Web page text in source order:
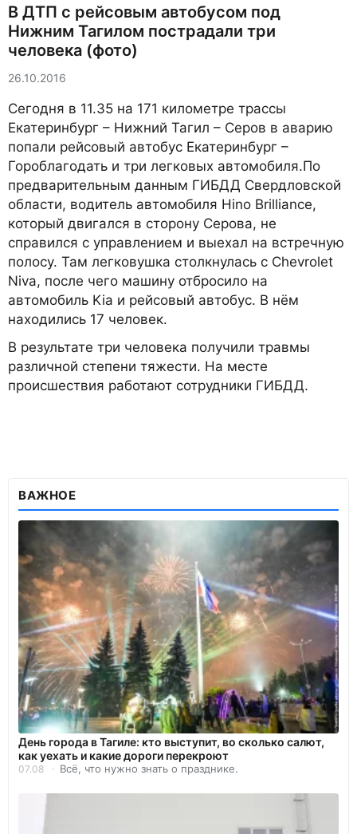
В ДТП с рейсовым автобусом под
Нижним Тагилом пострадали три
человека (фото)
26.10.2016
Сегодня в 11.35 на 171 километре трассы
Екатеринбург – Нижний Тагил – Серов в аварию
попали рейсовый автобус Екатеринбург –
Гороблагодать и три легковых автомобиля.По
предварительным данным ГИБДД Свердловской
области, водитель автомобиля Hino Brilliance,
который двигался в сторону Серова, не
справился с управлением и выехал на встречную
полосу. Там легковушка столкнулась с Chevrolet
Niva, после чего машину отбросило на
автомобиль Kia и рейсовый автобус. В нём
находились 17 человек.
В результате три человека получили травмы
различной степени тяжести. На месте
происшествия работают сотрудники ГИБДД.
ВАЖНОЕ
День города в Тагиле: кто выступит, во сколько салют,
как уехать и какие дороги перекроют
07.08 Всё, что нужно знать о празднике.